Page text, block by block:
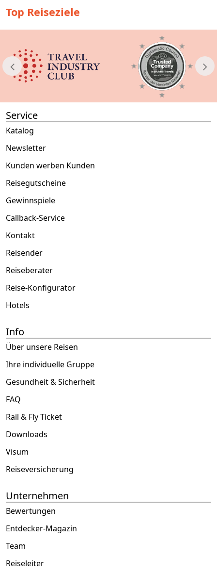
Top Reiseziele
Service
Katalog
Newsletter
Kunden werben Kunden
Reisegutscheine
Gewinnspiele
Callback-Service
Kontakt
Reisender
Reiseberater
Reise-Konfigurator
Hotels
Info
Über unsere Reisen
Ihre individuelle Gruppe
Gesundheit & Sicherheit
FAQ
Rail & Fly Ticket
Downloads
Visum
Reiseversicherung
Unternehmen
Bewertungen
Entdecker-Magazin
Team
Reiseleiter